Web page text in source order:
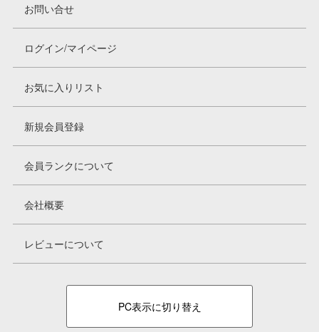
お問い合せ
ログイン/マイページ
お気に入りリスト
新規会員登録
会員ランクについて
会社概要
レビューについて
PC表示に切り替え